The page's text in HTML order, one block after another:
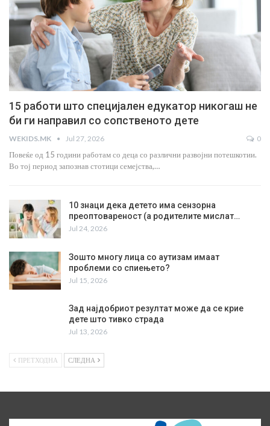
15 работи што специјален едукатор никогаш не
би ги направил со сопственото дете
WEKIDS.MK Jul 27, 2026 0
Повеќе од 15 години работам со деца со различни развојни потешкотии.
Во тој период запознав стотици семејства,…
10 знаци дека детето има сензорна
преоптовареност (а родителите мислат…
Jul 24, 2026
Зошто многу лица со аутизам имаат
проблеми со спиењето?
Jul 15, 2026
Зад најдобриот резултат може да се крие
дете што тивко страда
Jul 13, 2026
ПРЕТХОДНА СЛЕДНА